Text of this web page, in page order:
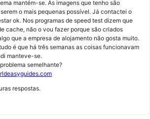
mantém-se. As imagens que tenho são
o mais pequenas possível. Já contactei o
ok. Nos programas de speed test dizem que
cache, não o vou fazer porque são criados
que a empresa de alojamento não gosta muito.
é que há três semanas as coisas funcionavam
manteve-se.
semelhante?
respostas.